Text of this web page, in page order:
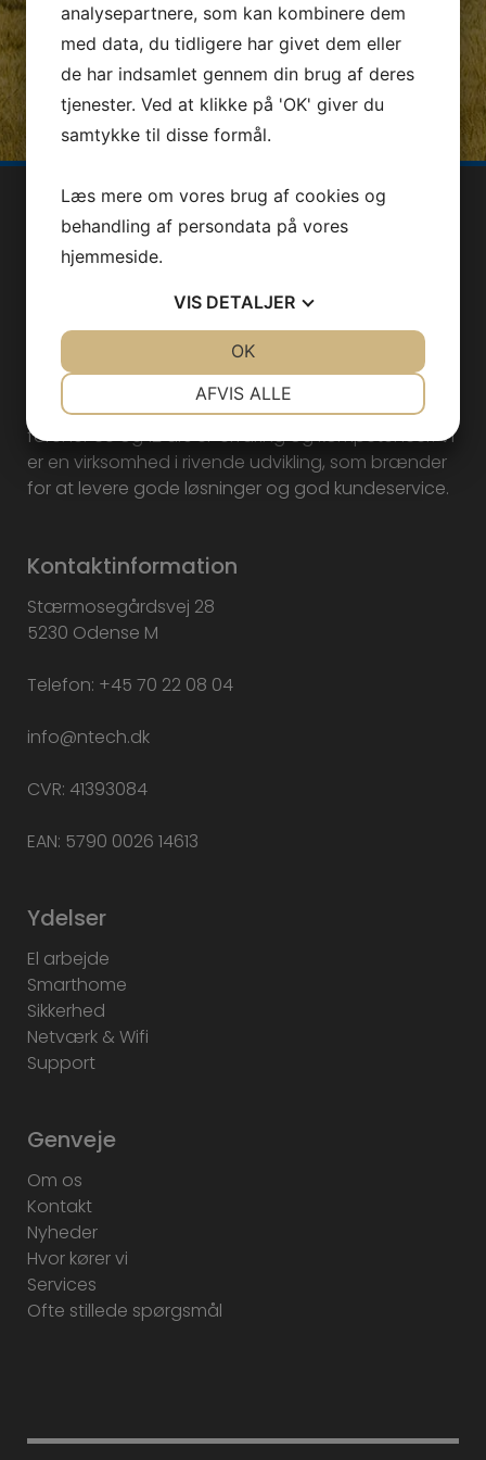
Ntech ApS er en odenseansk elvirksomhed med
over 60 års erfaring.
Ntech ApS blev til ved en fusion den 1. juni 2020 og
forener 60 og 12 års el-erfaring og kompetencer. Vi
er en virksomhed i rivende udvikling, som brænder
for at levere gode løsninger og god kundeservice.
Kontaktinformation
Stærmosegårdsvej 28
5230 Odense M
Telefon: +45 70 22 08 04
info@ntech.dk
CVR: 41393084
EAN: 5790 0026 14613
Ydelser
El arbejde
Smarthome
Sikkerhed
Netværk & Wifi
Support
Genveje
Om os
Kontakt
Nyheder
Hvor kører vi
Services
Ofte stillede spørgsmål
analysepartnere, som kan kombinere dem
med data, du tidligere har givet dem eller
de har indsamlet gennem din brug af deres
tjenester. Ved at klikke på 'OK' giver du
samtykke til disse formål.
Læs mere om vores brug af cookies og
behandling af persondata på vores
hjemmeside.
VIS DETALJER
MARKETING STATISTIK
AFVIS ALLE
OK